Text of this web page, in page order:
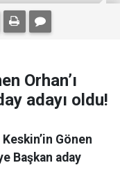
Orhan’ı
adayı oldu!
Gönen
Başkan aday